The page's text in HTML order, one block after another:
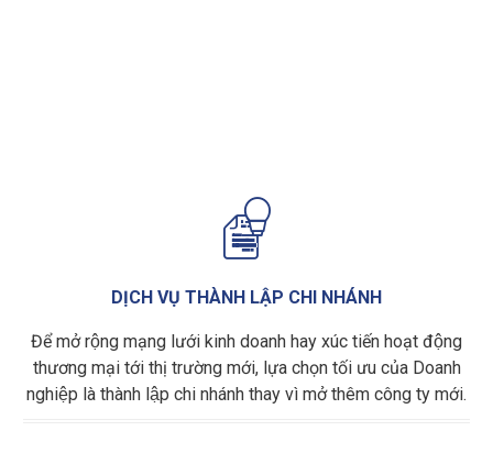

DỊCH VỤ THÀNH LẬP CHI NHÁNH
Để mở rộng mạng lưới kinh doanh hay xúc tiến hoạt động
thương mại tới thị trường mới, lựa chọn tối ưu của Doanh
nghiệp là thành lập chi nhánh thay vì mở thêm công ty mới.